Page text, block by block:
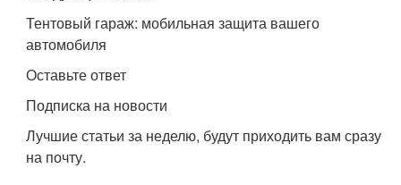
Тентовый гараж: мобильная защита вашего
автомобиля
Оставьте ответ
Подписка на новости
Лучшие статьи за неделю, будут приходить вам сразу
на почту.